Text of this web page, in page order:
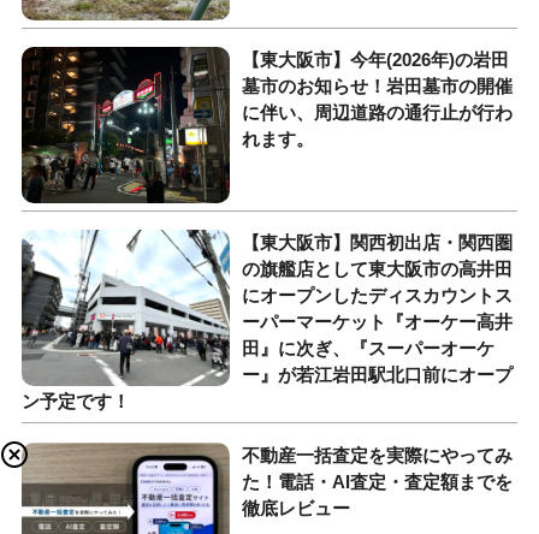
【東大阪市】今年(2026年)の岩田
墓市のお知らせ！岩田墓市の開催
に伴い、周辺道路の通行止が行わ
れます。
【東大阪市】関西初出店・関西圏
の旗艦店として東大阪市の高井田
にオープンしたディスカウントス
ーパーマーケット『オーケー高井
田』に次ぎ、『スーパーオーケ
ー』が若江岩田駅北口前にオープ
ン予定です！
不動産一括査定を実際にやってみ
た！電話・AI査定・査定額までを
徹底レビュー